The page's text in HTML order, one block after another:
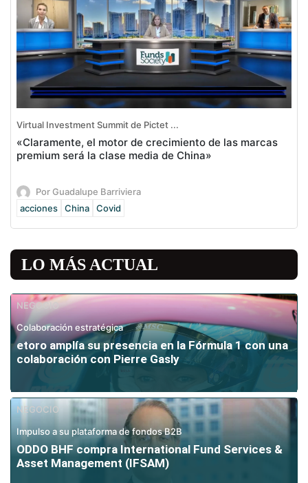
Virtual Investment Summit de Pictet ...
«Claramente, el motor de crecimiento de las marcas
premium será la clase media de China»
Por Guadalupe Barriviera
acciones
China Covid
LO MÁS ACTUAL
NEGOCIO
Colaboración estratégica
etoro amplía su presencia en la Fórmula 1 con una
colaboración con Pierre Gasly
NEGOCIO
Impulso a su plataforma de fondos B2B
ODDO BHF compra International Fund Services &
Asset Management (IFSAM)